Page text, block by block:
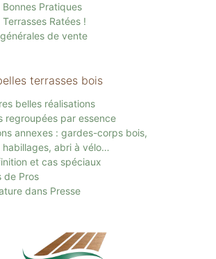
Bonnes Pratiques
Ratées !
de vente
terrasses bois
belles réalisations
regroupées par essence
annexes : gardes-corps bois,
habillages, abri à vélo…
et cas spéciaux
de Pros
dans Presse